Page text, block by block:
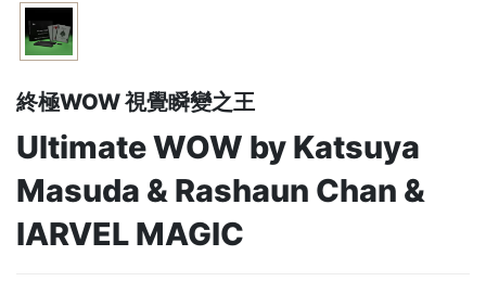
終極WOW 視覺瞬變之王
Ultimate WOW by Katsuya
Masuda & Rashaun Chan &
IARVEL MAGIC